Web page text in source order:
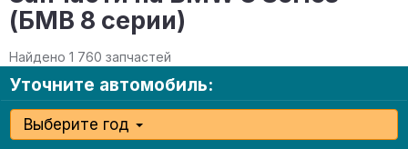
(БМВ 8 серии)
Найдено 1 760 запчастей
Уточните автомобиль:
Выберите год